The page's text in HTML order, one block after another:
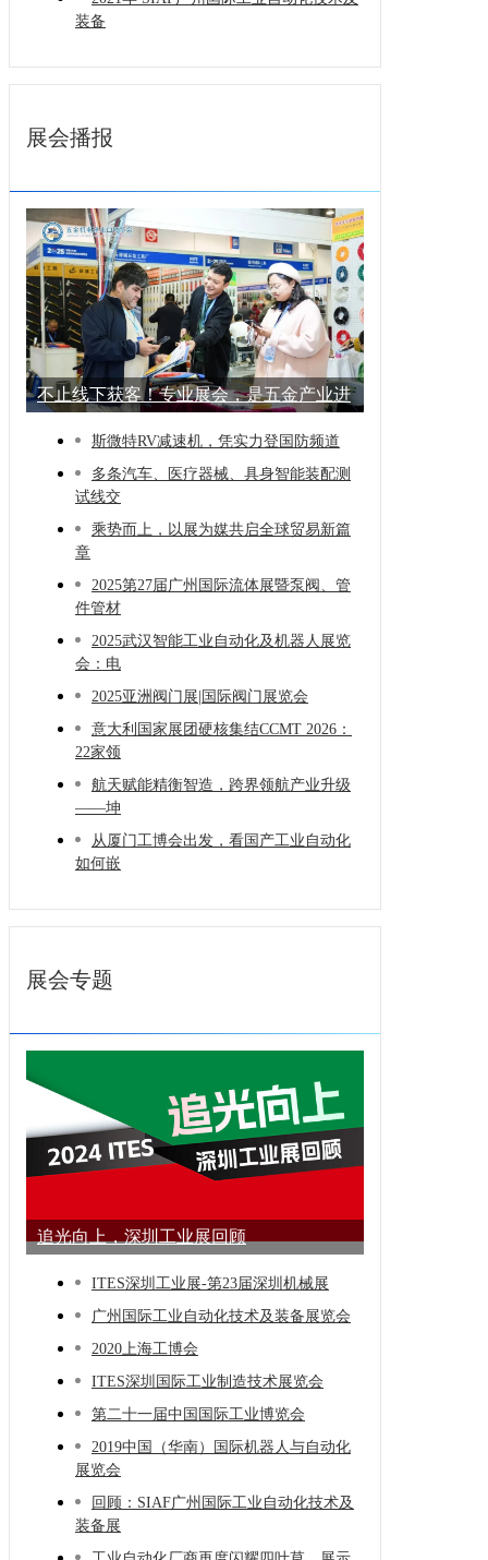
装备
展会播报
不止线下获客！专业展会，是五金产业进
斯微特RV减速机，凭实力登国防频道
多条汽车、医疗器械、具身智能装配测
试线交
乘势而上，以展为媒共启全球贸易新篇
章
2025第27届广州国际流体展暨泵阀、管
件管材
2025武汉智能工业自动化及机器人展览
会：电
2025亚洲阀门展|国际阀门展览会
意大利国家展团硬核集结CCMT 2026：
22家领
航天赋能精衡智造，跨界领航产业升级
——坤
从厦门工博会出发，看国产工业自动化
如何嵌
展会专题
追光向上，深圳工业展回顾
ITES深圳工业展-第23届深圳机械展
广州国际工业自动化技术及装备展览会
2020上海工博会
ITES深圳国际工业制造技术展览会
第二十一届中国国际工业博览会
2019中国（华南）国际机器人与自动化
展览会
回顾：SIAF广州国际工业自动化技术及
装备展